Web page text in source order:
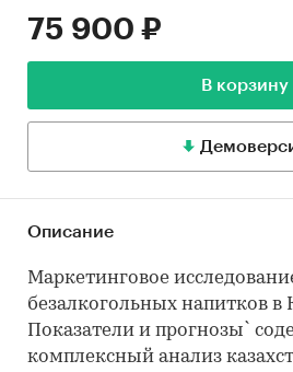
75 900 ₽
В корзину
Описание
Маркетинговое
безалкогольных напитков в
Показатели и прогнозы`
комплексный анализ